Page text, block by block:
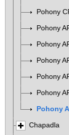
Pohony
Pohony
Pohony
Pohony
Pohony
Pohony
Pohony
Chapadla